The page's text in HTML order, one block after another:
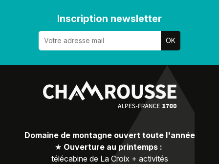
Inscription newsletter
Domaine de montagne ouvert toute l'année
★ Ouverture au printemps :
télécabine de La Croix + activités